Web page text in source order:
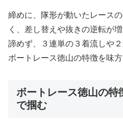
締めに、隊形が動いたレース
く、差し替えや抜きの逆転が
諦めず、３連単の３着流しや
ボートレース徳山の特徴を味
ボートレース徳山の特
で掴む